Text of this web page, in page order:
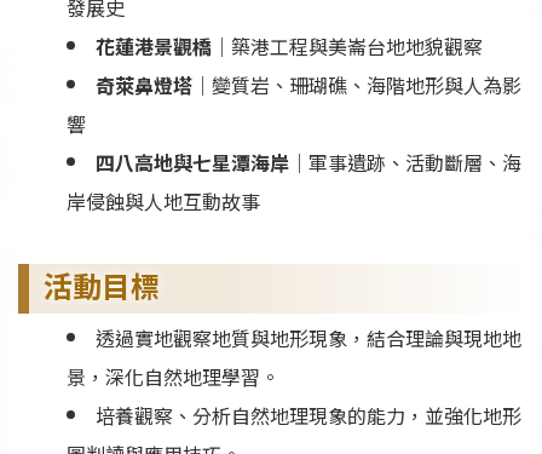
發展史
花蓮港景觀橋 ｜築港工程與美崙台地地貌觀察
奇萊鼻燈塔 ｜變質岩、珊瑚礁、海階地形與人為影
響
四八高地與七星潭海岸 ｜軍事遺跡、活動斷層、海
岸侵蝕與人地互動故事
活動目標
透過實地觀察地質與地形現象，結合理論與現地地
景，深化自然地理學習。
培養觀察、分析自然地理現象的能力，並強化地形